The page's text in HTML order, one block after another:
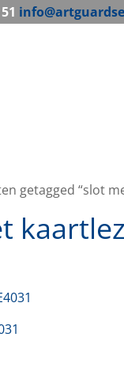
getagged “slot